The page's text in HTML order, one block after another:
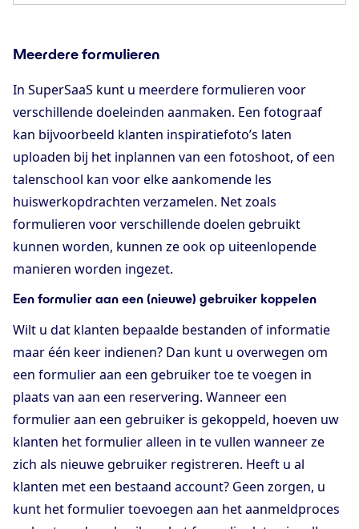
Meerdere formulieren
In SuperSaaS kunt u meerdere formulieren voor
verschillende doeleinden aanmaken. Een fotograaf
kan bijvoorbeeld klanten inspiratiefoto’s laten
uploaden bij het inplannen van een fotoshoot, of een
talenschool kan voor elke aankomende les
huiswerkopdrachten verzamelen. Net zoals
formulieren voor verschillende doelen gebruikt
kunnen worden, kunnen ze ook op uiteenlopende
manieren worden ingezet.
Een formulier aan een (nieuwe) gebruiker koppelen
Wilt u dat klanten bepaalde bestanden of informatie
maar één keer indienen? Dan kunt u overwegen om
een formulier aan een gebruiker toe te voegen in
plaats van aan een reservering. Wanneer een
formulier aan een gebruiker is gekoppeld, hoeven uw
klanten het formulier alleen in te vullen wanneer ze
zich als nieuwe gebruiker registreren. Heeft u al
klanten met een bestaand account? Geen zorgen, u
kunt het formulier toevoegen aan het aanmeldproces